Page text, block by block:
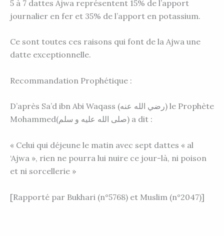
5 à 7 dattes Ajwa représentent 15% de l’apport
journalier en fer et 35% de l’apport en potassium.
Ce sont toutes ces raisons qui font de la Ajwa une
datte exceptionnelle.
Recommandation Prophétique :
D’après Sa’d ibn Abi Waqass (رضي الله عنه) le Prophète
Mohammed(صلى الله عليه و سلم) a dit :
« Celui qui déjeune le matin avec sept dattes « al
‘Ajwa », rien ne pourra lui nuire ce jour-là, ni poison
et ni sorcellerie »
[Rapporté par Bukhari (n°5768) et Muslim (n°2047)]